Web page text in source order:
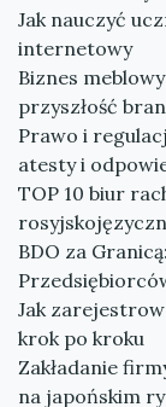
Jak nauczyć
internetowy
Biznes
przyszłość
Prawo i
atesty i
TOP 10 biur
BDO za
Jak
krok po kroku
Zakładanie
na japońskim